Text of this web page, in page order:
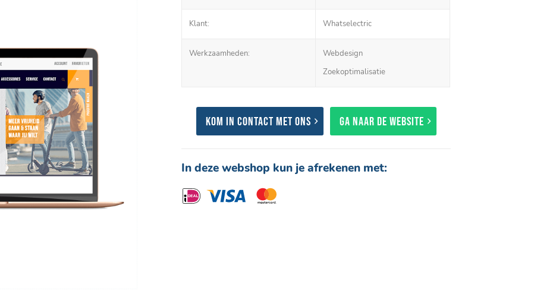
Klant: Whatselectric
Werkzaamheden:
Webdesign
Zoekoptimalisatie
Kom in contact met ons Ga naar de website
In deze webshop kun je afrekenen met: